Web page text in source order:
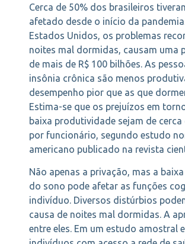
Cerca de 50% dos brasileiros
afetado desde o início da
Estados Unidos, os problemas
noites mal dormidas, causam uma
de mais de R$ 100 bilhões. As
insônia crônica são menos
desempenho pior que as que
Estima-se que os prejuízos em
baixa produtividade sejam de cerca
por funcionário, segundo estudo
americano publicado na revista
Não apenas a privação, mas a
do sono pode afetar as funções
indivíduo. Diversos distúrbios
causa de noites mal dormidas. A
entre eles. Em um estudo amostral